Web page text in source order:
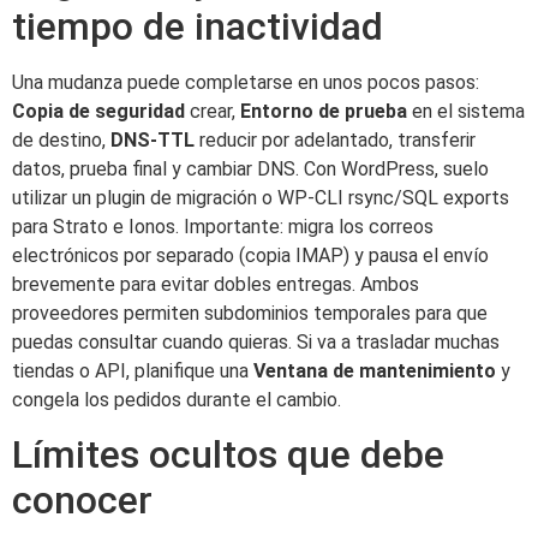
tiempo de inactividad
Una mudanza puede completarse en unos pocos pasos:
Copia de seguridad crear, Entorno de prueba en el sistema
de destino, DNS-TTL reducir por adelantado, transferir
datos, prueba final y cambiar DNS. Con WordPress, suelo
utilizar un plugin de migración o WP-CLI rsync/SQL exports
para Strato e Ionos. Importante: migra los correos
electrónicos por separado (copia IMAP) y pausa el envío
brevemente para evitar dobles entregas. Ambos
proveedores permiten subdominios temporales para que
puedas consultar cuando quieras. Si va a trasladar muchas
tiendas o API, planifique una Ventana de mantenimiento y
congela los pedidos durante el cambio.
Límites ocultos que debe
conocer